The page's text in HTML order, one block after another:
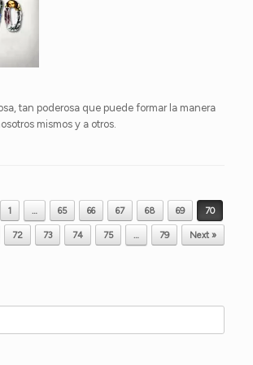
tan poderosa que puede formar la manera
mismos y a otros.
1 … 65 66 67 68 69 70
72 73 74 75 … 79 Next »